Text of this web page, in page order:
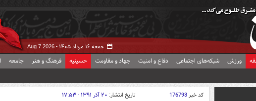
جمعه ۱۶ مرداد ۱۴۰۵ - Aug 7 2026
ورزش شبکه‌های اجتماعی دفاع و امنیت جهاد و مقاومت حسینیه فرهنگ و هنر جامعه
کد خبر176793 تاریخ انتشار: ۲۰ آذر ۱۳۹۱ - ۱۷:۵۳